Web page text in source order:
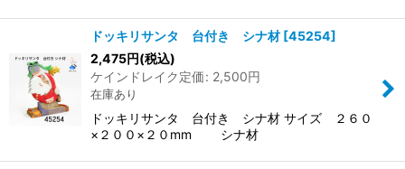
ドッキリサンタ 台付き シナ材 [45254]
2,475円(税込)
ケインドレイク定価: 2,500円
在庫あり
ドッキリサンタ 台付き シナ材 サイズ ２６０
×２００×２０mm シナ材